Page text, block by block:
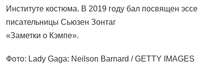
Институте костюма. В 2019 году бал посвящен эссе
писательницы Сьюзен Зонтаг
«Заметки о Кэмпе».
Фото: Lady Gaga: Neilson Barnard / GETTY IMAGES